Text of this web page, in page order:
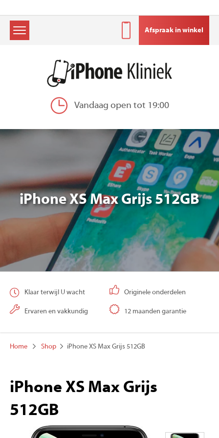
Vandaag open tot 19:00
Afspraak in winkel
iPhone XS Max Grijs 512GB
Klaar terwijl U wacht Originele onderdelen
Ervaren en vakkundig 12 maanden garantie
Home Shop iPhone XS Max Grijs 512GB
iPhone XS Max Grijs
512GB